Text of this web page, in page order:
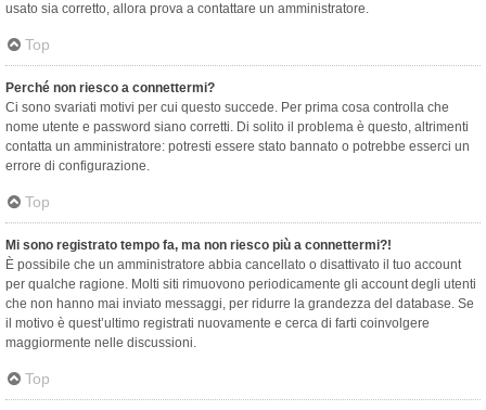
usato sia corretto, allora prova a contattare un amministratore.
Top
Perché non riesco a connettermi?
Ci sono svariati motivi per cui questo succede. Per prima cosa controlla che
nome utente e password siano corretti. Di solito il problema è questo, altrimenti
contatta un amministratore: potresti essere stato bannato o potrebbe esserci un
errore di configurazione.
Top
Mi sono registrato tempo fa, ma non riesco più a connettermi?!
È possibile che un amministratore abbia cancellato o disattivato il tuo account
per qualche ragione. Molti siti rimuovono periodicamente gli account degli utenti
che non hanno mai inviato messaggi, per ridurre la grandezza del database. Se
il motivo è quest’ultimo registrati nuovamente e cerca di farti coinvolgere
maggiormente nelle discussioni.
Top